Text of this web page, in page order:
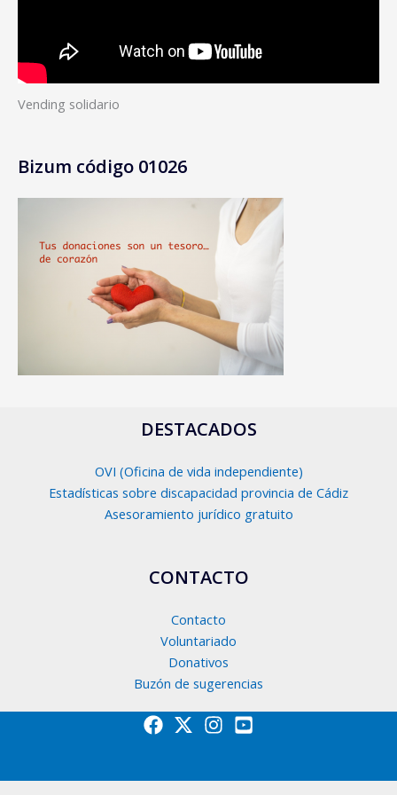
Vending solidario
Bizum código 01026
DESTACADOS
OVI (Oficina de vida independiente)
Estadísticas sobre discapacidad provincia de Cádiz
Asesoramiento jurídico gratuito
CONTACTO
Contacto
Voluntariado
Donativos
Buzón de sugerencias